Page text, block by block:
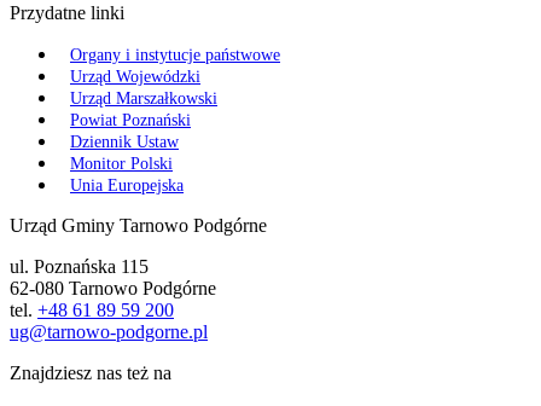
Przydatne linki
Organy i instytucje państwowe
Urząd Wojewódzki
Urząd Marszałkowski
Powiat Poznański
Dziennik Ustaw
Monitor Polski
Unia Europejska
Urząd Gminy Tarnowo Podgórne
ul. Poznańska 115
62-080 Tarnowo Podgórne
tel. +48 61 89 59 200
ug@tarnowo-podgorne.pl
Znajdziesz nas też na